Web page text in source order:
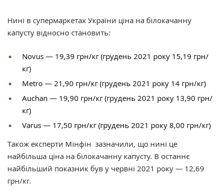
Нині в супермаркетах України ціна на білокачанну
капусту відносно становить:
Novus — 19,39 грн/кг (грудень 2021 року 15,19 грн/
кг)
Metro — 21,90 грн/кг (грудень 2021 року 14 грн/кг)
Auchan — 19,90 грн/кг (грудень 2021 року 13,90 грн/
кг)
Varus — 17,50 грн/кг (грудень 2021 року 8,00 грн/кг)
Також експерти Мінфін зазначили, що нині це
найбільша ціна на білокачанну капусту. В останнє
найбільший показник був у червні 2021 року — 12,69
грн/кг.